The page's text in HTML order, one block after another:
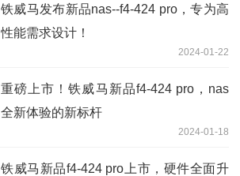
铁威马发布新品nas--f4-424 pro，专为高
性能需求设计！
2024-01-22
重磅上市！铁威马新品f4-424 pro，nas
全新体验的新标杆
2024-01-18
铁威马新品f4-424 pro上市，硬件全面升